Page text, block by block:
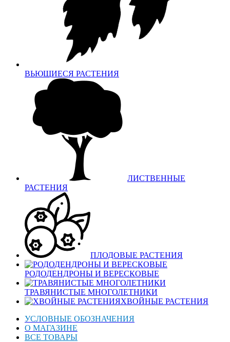
ВЬЮЩИЕСЯ РАСТЕНИЯ
ЛИСТВЕННЫЕ
РАСТЕНИЯ
ПЛОДОВЫЕ РАСТЕНИЯ
РОДОДЕНДРОНЫ И ВЕРЕСКОВЫЕ
ТРАВЯНИСТЫЕ МНОГОЛЕТНИКИ
ХВОЙНЫЕ РАСТЕНИЯ
УСЛОВНЫЕ ОБОЗНАЧЕНИЯ
О МАГАЗИНЕ
ВСЕ ТОВАРЫ